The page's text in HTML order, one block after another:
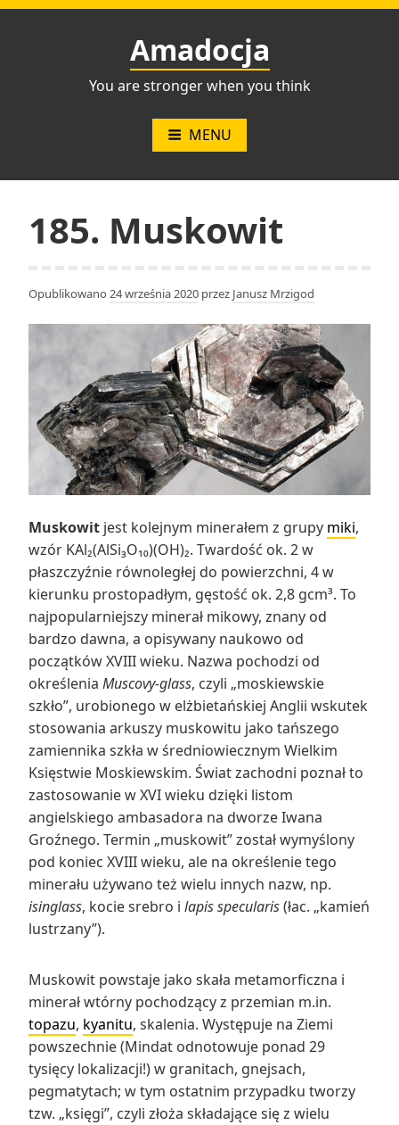
Przejdź
Amadocja
You are stronger when you think
MENU
185. Muskowit
Opublikowano 24 września 2020 przez Janusz Mrzigod
Muskowit jest kolejnym minerałem z grupy miki,
wzór KAl₂(AlSi₃O₁₀)(OH)₂. Twardość ok. 2 w
płaszczyźnie równoległej do powierzchni, 4 w
kierunku prostopadłym, gęstość ok. 2,8 gcm³. To
najpopularniejszy minerał mikowy, znany od
bardzo dawna, a opisywany naukowo od
początków XVIII wieku. Nazwa pochodzi od
określenia Muscovy-glass, czyli „moskiewskie
szkło”, urobionego w elżbietańskiej Anglii wskutek
stosowania arkuszy muskowitu jako tańszego
zamiennika szkła w średniowiecznym Wielkim
Księstwie Moskiewskim. Świat zachodni poznał to
zastosowanie w XVI wieku dzięki listom
angielskiego ambasadora na dworze Iwana
Groźnego. Termin „muskowit” został wymyślony
pod koniec XVIII wieku, ale na określenie tego
minerału używano też wielu innych nazw, np.
isinglass, kocie srebro i lapis specularis(łac. „kamień
lustrzany”).
Muskowit powstaje jako skała metamorficzna i
minerał wtórny pochodzący z przemian m.in.
topazu, kyanitu, skalenia. Występuje na Ziemi
powszechnie (Mindat odnotowuje ponad 29
tysięcy lokalizacji!) w granitach, gnejsach,
pegmatytach; w tym ostatnim przypadku tworzy
tzw. „księgi”, czyli złoża składające się z wielu